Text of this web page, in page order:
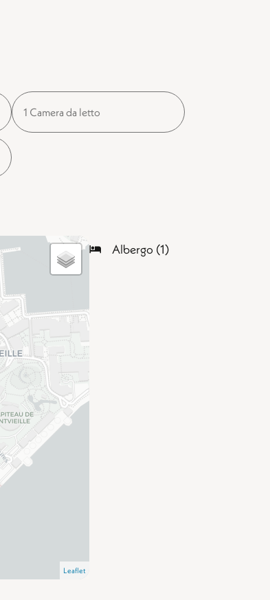
1 Camera da letto
Leaflet
Albergo (1)